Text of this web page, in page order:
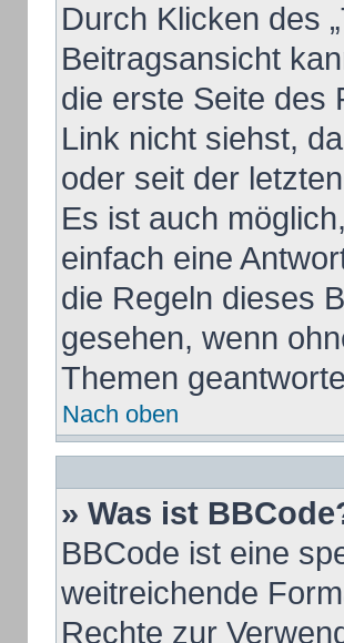
Durch Klicken des
Beitragsansicht
die erste Seite des
Link nicht siehst,
oder seit der
Es ist auch
einfach eine
die Regeln dieses
gesehen, wenn
Themen
Nach oben
» Was ist
BBCode ist eine
weitreichende
Rechte zur